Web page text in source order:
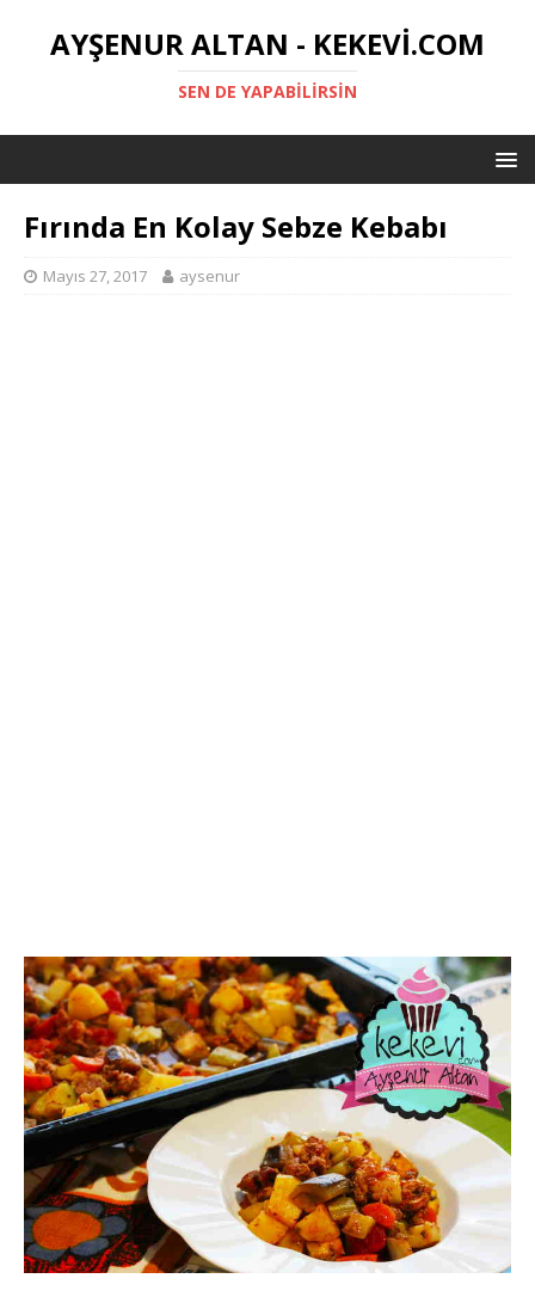
AYŞENUR ALTAN - KEKEVI.COM
SEN DE YAPABILIRSIN
Fırında En Kolay Sebze Kebabı
Mayıs 27, 2017 aysenur